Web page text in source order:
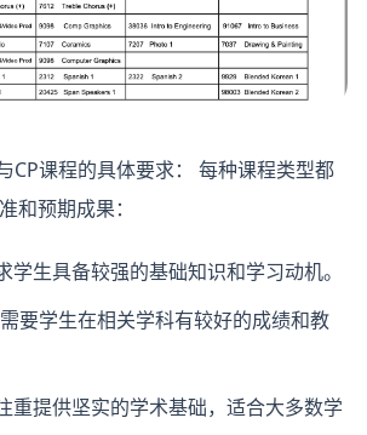
课程的具体要求：
每种课程类型都
和预期成果：
学生具备较强的基础知识和学习动机。
要学生在相关学科有较好的成绩和教
重提供坚实的学术基础，适合大多数学